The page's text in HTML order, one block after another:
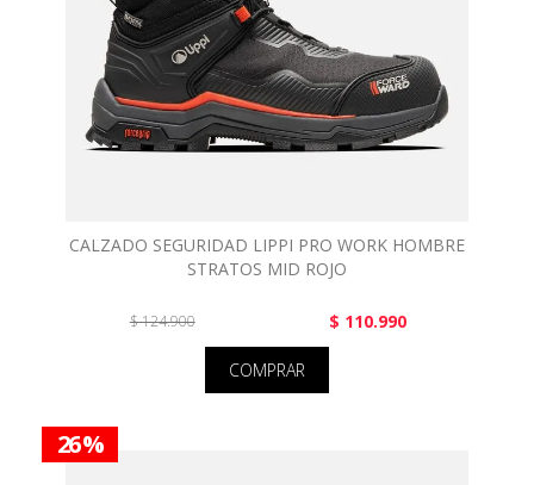
CALZADO SEGURIDAD LIPPI PRO WORK HOMBRE
STRATOS MID ROJO
$ 124.900 $ 110.990
COMPRAR
26 %